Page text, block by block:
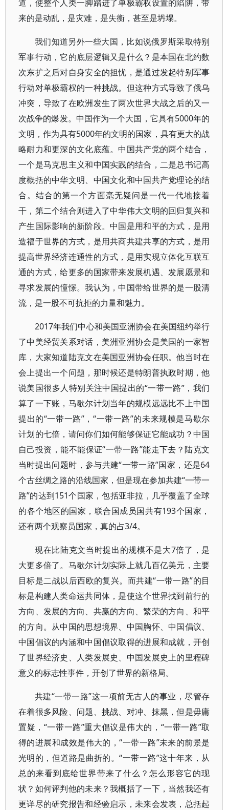
道，使整个人类一脚踏进了单极霸权设置的陷阱，带
来的是动乱，是灾难，是失衡，甚至是坍塌。
我们知道另外一些大国，比如说俄罗斯采取特别
军事行动，它的底层逻辑又是什么？是本国在北约数
次东扩之后对自身安全的担忧，是通过发起特别军事
行动对单极霸权的一种挑战。但这种方式导致了俄乌
冲突，导致了在欧洲发生了两次世界大战之后的又一
次战争的爆发。中国作为一个大国，它具有5000年的
文明，作为具有5000年的文明的国家，具有更大的战
略耐力和更深的文化底蕴。中国共产党的两个结合，
一个是马克思主义和中国实践的结合，二是总书记高
度概括的中华文明、中国文化和中国共产党理论的结
合。结合的第一个方面毫无疑问是一代一代地接着
干，第二个结合则进入了中华伟大文明的回归复兴和
产生国际影响的新阶段。中国是用和平的方式，是用
造福于世界的方式，是用共商共建共享的方式，是用
提高世界经济连通性的方式，是用实现立体化互联互
通的方式，给更多的国家带来发展机遇、发展愿景和
寻求发展的憧憬。我认为，中国带给世界的是一股清
流，是一股不可抗拒的力量和魅力。
2017年我们中心和美国亚洲协会在美国纽约举行
了中美经贸关系对话，美洲亚洲协会是美国的一家智
库，大家知道陆克文在美国亚洲协会任职。他当时在
会上提出一个问题，那时候还是特朗普执政时期，他
说美国很多人特别关注中国提出的“一带一路”，我们
算了一下账，马歇尔计划当年的规模远远比不上中国
提出的“一带一路”，“一带一路”的未来规模是马歇尔
计划的七倍，请问你们如何能够保证它能成功？中国
自己投资，能不能保证“一带一路”能走下去？陆克文
当时提出问题时，参与共建“一带一路”国家，还是64
个古丝绸之路的沿线国家，但是现在参加共建“一带一
路”的达到151个国家，包括亚非拉，几乎覆盖了全球
的各个地区的国家，联合国成员国共有193个国家，
还有两个观察员国家，真的占3/4。
现在比陆克文当时提出的规模不是大7倍了，是
大更多倍了。马歇尔计划实际上就几百亿美元，主要
目标是二战以后西欧的复兴。而共建“一带一路”的目
标是构建人类命运共同体，是使这个世界找到前行的
方向、发展的方向、共赢的方向、繁荣的方向、和平
的方向。从中国的思想境界、中国胸怀、中国倡议、
中国倡议的内涵和中国倡议取得的进展和成就，开创
了世界经济史、人类发展史、中国发展史上的里程碑
意义的标志性事件，开创了世界的新格局。
共建“一带一路”这一项前无古人的事业，尽管存
在着很多风险、问题、挑战、对冲、抹黑，但是毋庸
置疑，“一带一路”重大倡议是伟大的，“一带一路”取
得的进展和成效是伟大的，“一带一路”未来的前景是
光明的，但道路是曲折的。“一带一路”这十年来，从
总的来看到底给世界带来了什么？怎么形容它的现
状？如何评判他的未来？我概括了一下，当然我还有
更详尽的研究报告和经验启示，未来会发表，总括起